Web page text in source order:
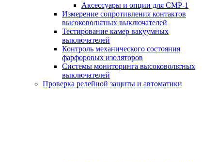
Аксессуары и опции для СМР-1
Измерение сопротивления контактов
высоковольтных выключателей
Тестирование камер вакуумных
выключателей
Контроль механического состояния
фарфоровых изоляторов
Системы мониторинга высоковольтных
выключателей
Проверка релейной защиты и автоматики